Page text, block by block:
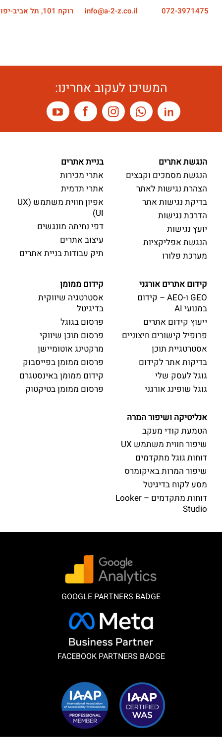
072-3971475
info@a-2-z.co.il רוקח 101, תל אביב-יפו
המשיכו לעקוב אחרינו:
הנגשת אתרים
הנגשת מסמכים וקבצים
הצהרת נגישות לאתר
בדיקת נגישות אתר
הדרכת נגישות
יועץ נגישות
הנגשת אפליקציות
מערכת פלורו
בניית אתרים
אתרי מכירות
אתרי תדמית
אפיון חווית משתמש (UX
UI)
דפי נחיתה מונגשים
עיצוב אתרים
תיק עבודות בניית אתרים
קידום אתרים אורגני
GEO ו-AEO – קידום
במנועי AI
ייעוץ קידום אתרים
פרופיל קישורים חיצוניים
אסטרטגיית תוכן
בדיקות אתר לקידום
גוגל לעסק שלי
גוגל שופינג אורגני
קידום ממומן
אסטרטגיה שיווקית
בדיגיטל
פרסום בגוגל
פרסום תוכן שיווקי
מרקטינג אוטומיישן
פרסום ממומן בפייסבוק
קידום ממומן באינסטגרם
פרסום ממומן בטיקטוק
אנליטיקה ושיפור המרה
הטמעת קודי מעקב
שיפור חווית משתמש UX
דוחות גוגל מתקדמים
שיפור המרות באיקומרס
מסע לקוח בדיגיטל
דוחות מתקדמים – Looker
Studio
GOOGLE PARTNERS BADGE
FACEBOOK PARTNERS BADGE